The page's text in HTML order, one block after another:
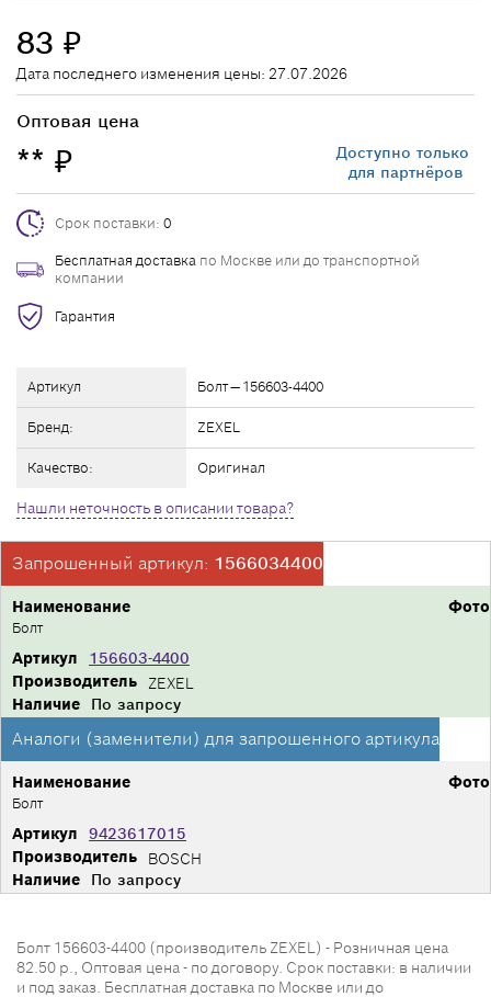
Артикул Болт — 156603-4400
Бренд: ZEXEL
Качество: Оригинал
Нашли неточность в описании товара?
83 ₽
Дата последнего изменения цены: 27.07.2026
Оптовая цена
** ₽
Доступно только
для партнёров
Срок поставки: 0
Бесплатная доставка по Москве или до транспортной
компании
Гарантия
Запрошенный артикул: 1566034400
Фото
Производитель ZEXEL
Артикул 156603-4400
Наименование
Болт
Наличие По запросу
Аналоги (заменители) для запрошенного артикула
Фото
Производитель BOSCH
Артикул 9423617015
Наименование
Болт
Наличие По запросу
Болт 156603-4400 (производитель ZEXEL) - Розничная цена
82.50 р., Оптовая цена - по договору. Срок поставки: в наличии
и под заказ. Бесплатная доставка по Москве или до